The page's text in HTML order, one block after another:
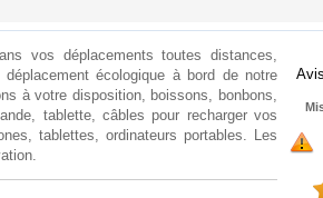
vos déplacements toutes distances,
écologique à bord de notre
à votre disposition, boissons, bonbons,
tablette, câbles pour recharger vos
tablettes, ordinateurs portables. Les